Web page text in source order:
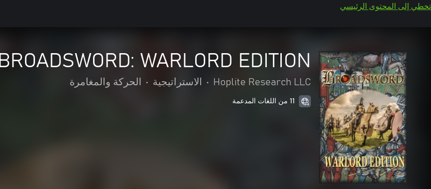
تخطي إلى المحتوى الرئيسي
BROADSWORD: WARLORD EDITION
Hoplite Research LLC
• الاستراتيجية • الحركة والمغامرة
11 من اللغات المدعمة